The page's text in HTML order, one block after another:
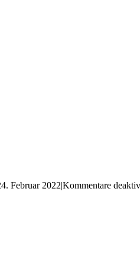
Februar 2022|Kommentare